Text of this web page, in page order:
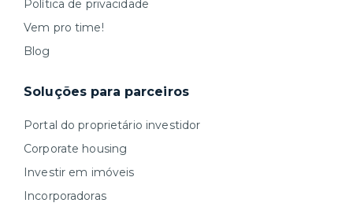
Política de privacidade
Vem pro time!
Blog
Soluções para parceiros
Portal do proprietário investidor
Corporate housing
Investir em imóveis
Incorporadoras